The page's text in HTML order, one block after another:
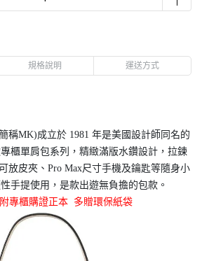
規格說明 運送方式
稱MK)成立於 1981 年是美國設計師同名的
櫃單肩包系列，精緻滿版水鑽設計，拉鍊
放皮夾、Pro Max尺寸手機及鑰匙等隨身小
手提使用，是款出遊無負擔的包款。
專櫃購證正本 多贈環保紙袋